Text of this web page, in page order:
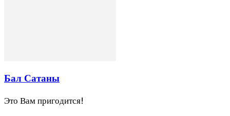
Бал Сатаны
Это Вам пригодится!